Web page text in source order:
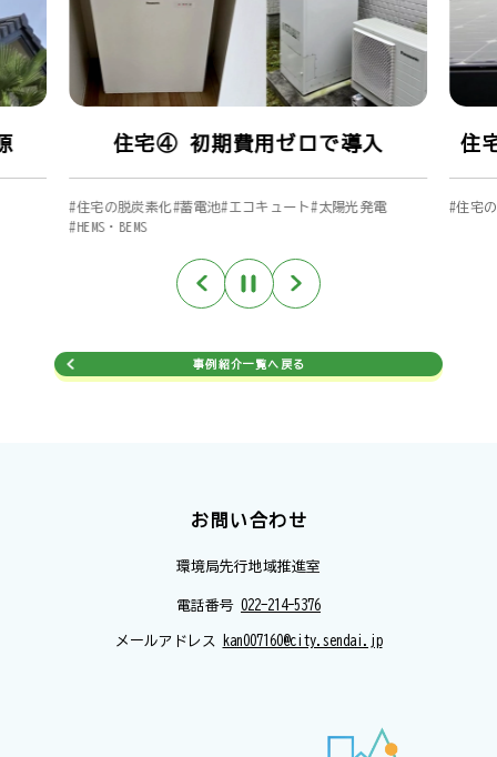
住宅④ 初期費用ゼロで導入
#住宅の脱炭素化#蓄電池#エコキュート#太陽光発電
#HEMS・BEMS
住
#住宅
Pause
事例紹介一覧へ戻る
お問い合わせ
環境局先行地域推進室
電話番号 022-214-5376
メールアドレス kan007160@city.sendai.jp